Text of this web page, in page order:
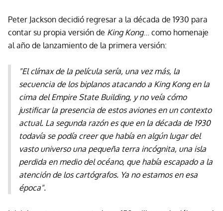
Peter Jackson decidió regresar a la década de 1930 para
contar su propia versión de King Kong... como homenaje
al año de lanzamiento de la primera versión:
"El clímax de la película sería, una vez más, la
secuencia de los biplanos atacando a King Kong en la
cima del Empire State Building, y no veía cómo
justificar la presencia de estos aviones en un contexto
actual. La segunda razón es que en la década de 1930
todavía se podía creer que había en algún lugar del
vasto universo una pequeña terra incógnita, una isla
perdida en medio del océano, que había escapado a la
atención de los cartógrafos. Ya no estamos en esa
época".